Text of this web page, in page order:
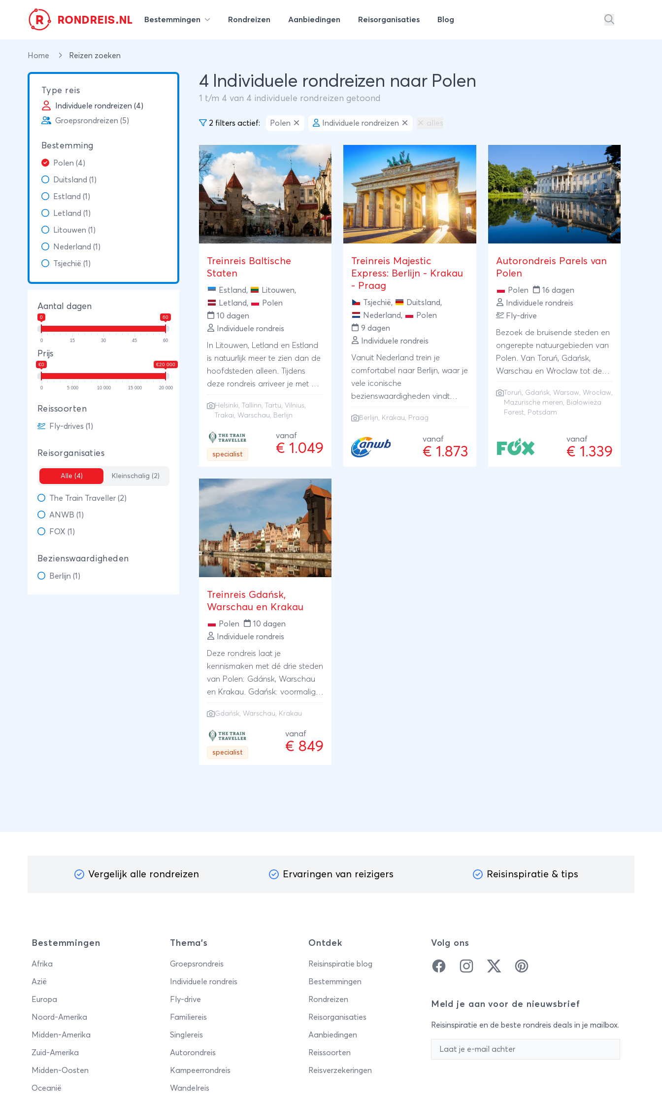
R RONDREIS.NL Bestemmingen Rondreizen Aanbiedingen Reisorganisaties Blog
Home Reizen zoeken
Type reis
Individuele rondreizen (4)
Groepsrondreizen (5)
Bestemming
Polen (4)
Duitsland (1)
Estland (1)
Letland (1)
Litouwen (1)
Nederland (1)
Tsjechië (1)
Aantal dagen
0 60
0 15 30 45 60
Prijs
€0 €20 000
0 5 000 10 000 15 000 20 000
Reissoorten
Fly-drives (1)
Reisorganisaties
Alle (4) Kleinschalig (2)
The Train Traveller (2)
ANWB (1)
FOX (1)
Bezienswaardigheden
Berlijn (1)
4 Individuele rondreizen naar Polen
1 t/m 4 van 4 individuele rondreizen getoond
2 filters actief: Polen Individuele rondreizen alles
Treinreis Baltische
Staten
Estland, Litouwen,
Letland,
Polen
10 dagen
Individuele rondreis
In Litouwen, Letland en Estland
is natuurlijk meer te zien dan de
hoofdsteden alleen. Tijdens
deze rondreis arriveer je met de
Finse hoofdstad Helsinki. Aan
varen, ligt Tallinn. In Estland kun
je een tussenstop maken in de
bruisende studentenstad Tartu
treinrit naar Trakai aan het
gelijknamige meer en vlakbij het
gelijknamige indrukwekkende
kasteel. Terug reis je per trein
via Warschau en Berlijn weer
naar Nederland.
Helsinki, Tallinn, Tartu, Vilnius,
Trakai, Warschau, Berlijn
specialist
vanaf
€ 1.049
Treinreis Majestic
Express: Berlijn - Krakau
- Praag
Tsjechië, Duitsland,
Nederland,
Polen
9 dagen
Individuele rondreis
Vanuit Nederland trein je
comfortabel naar Berlijn, waar je
vele iconische
bezienswaardigheden vindt
de Reichstag. Vervolgens gaat
de reis verder naar Krakau,
waar je je kunt verliezen in de
Berlijn, Krakau, Praag
vanaf
€ 1.873
Autorondreis Parels van
Polen
Polen
16 dagen
Individuele rondreis
Fly-drive
Bezoek de bruisende steden en
ongerepte natuurgebieden van
Polen. Van Toruń, Gdańsk,
Warschau en Wroclaw tot de
van het oerbos bij Białowieża.
Met op de heenreis een verblijf
Toruń, Gdańsk, Warsaw, Wrocław,
Mazurische meren, Białowieża
Forest, Potsdam
vanaf
€ 1.339
Treinreis Gdańsk,
Warschau en Krakau
Polen
10 dagen
Individuele rondreis
Deze rondreis laat je
kennismaken met dé drie steden
van Polen: Gdánsk, Warschau
en Krakau. Gdańsk: voormalig
haven, historische huizen met
gekleurde en rijkversierde
gevels, sfeervolle straatjes en
pleinen. De Poolse hoofdstad
historische koninklijke paleizen in
Europa. Daarom wordt de stad
Polen” genoemd. Het volledige
Gdańsk, Warschau, Krakau
specialist
vanaf
€ 849
Vergelijk alle rondreizen Ervaringen van reizigers Reisinspiratie & tips
Bestemmingen
Afrika
Azië
Europa
Noord-Amerika
Midden-Amerika
Zuid-Amerika
Midden-Oosten
Oceanië
Thema's
Groepsrondreis
Individuele rondreis
Fly-drive
Familiereis
Singlereis
Autorondreis
Kampeerrondreis
Wandelreis
Ontdek
Reisinspiratie blog
Bestemmingen
Rondreizen
Reisorganisaties
Aanbiedingen
Reissoorten
Reisverzekeringen
Volg ons
FacebookInstagramTwitter Pinterest
Meld je aan voor de nieuwsbrief
Reisinspiratie en de beste rondreis deals in je mailbox.